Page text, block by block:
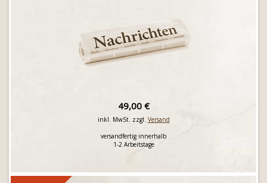
49,00 €
inkl. MwSt. zzgl. Versand
versandfertig innerhalb
1-2 Arbeitstage